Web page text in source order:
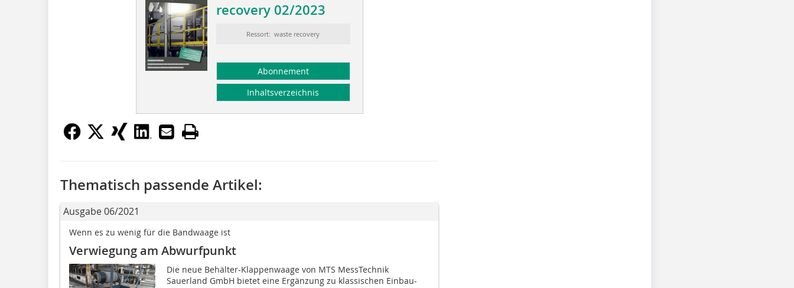
recovery 02/2023
Ressort: waste recovery
Abonnement
Inhaltsverzeichnis
Thematisch passende Artikel:
Ausgabe 06/2021
Wenn es zu wenig für die Bandwaage ist
Verwiegung am Abwurfpunkt
Die neue Behälter-Klappenwaage von MTS MessTechnik
Sauerland GmbH bietet eine Ergänzung zu klassischen Einbau-